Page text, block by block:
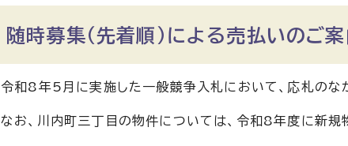
随時募集（先着順）による売払いのご
令和8年5月に実施した一般競争入札において、応札のな
なお、川内町三丁目の物件については、令和8年度に新規